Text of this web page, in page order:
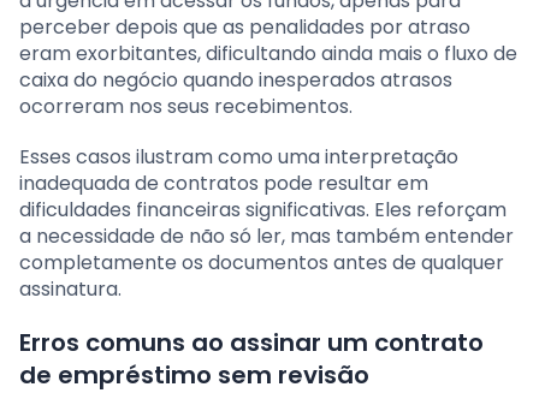
perceber depois que as penalidades por atraso
eram exorbitantes, dificultando ainda mais o fluxo de
caixa do negócio quando inesperados atrasos
ocorreram nos seus recebimentos.
Esses casos ilustram como uma interpretação
inadequada de contratos pode resultar em
dificuldades financeiras significativas. Eles reforçam
a necessidade de não só ler, mas também entender
completamente os documentos antes de qualquer
assinatura.
Erros comuns ao assinar um contrato
de empréstimo sem revisão